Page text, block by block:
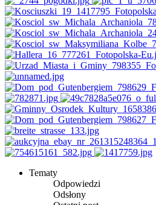
Tematy
Odpowiedzi
Odsłony